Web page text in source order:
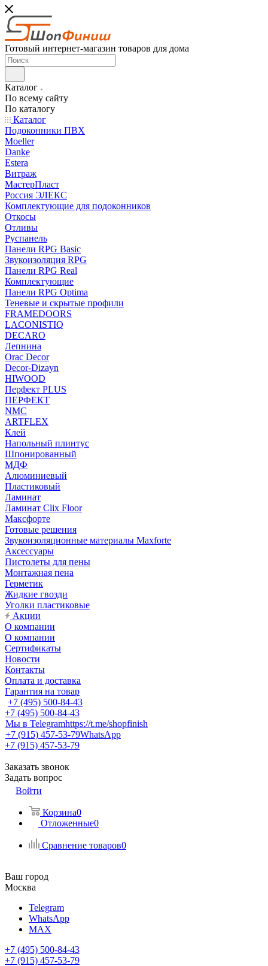
Готовый интернет-магазин товаров для дома
Каталог
По всему сайту
По каталогу
Каталог
Подоконники ПВХ
Moeller
Danke
Estera
Витраж
МастерПласт
Россия ЭЛЕКС
Комплектующие для подоконников
Откосы
Отливы
Руспанель
Панели RPG Basic
Звукоизоляция RPG
Панели RPG Real
Комплектующие
Панели RPG Optima
Теневые и скрытые профили
FRAMEDOORS
LACONISTIQ
DECARO
Лепнина
Orac Decor
Decor-Dizayn
HIWOOD
Перфект PLUS
ПЕРФЕКТ
NMC
ARTFLEX
Клей
Напольный плинтус
Шпонированный
МДФ
Алюминиевый
Пластиковый
Ламинат
Ламинат Clix Floor
Максфорте
Готовые решения
Звукоизоляционные материалы Maxforte
Аксессуары
Пистолеты для пены
Монтажная пена
Герметик
Жидкие гвозди
Уголки пластиковые
Акции
О компании
О компании
Сертификаты
Новости
Контакты
Оплата и доставка
Гарантия на товар
+7 (495) 500-84-43
+7 (495) 500-84-43
Мы в Telegramhttps://t.me/shopfinish
+7 (915) 457-53-79WhatsApp
+7 (915) 457-53-79
Заказать звонок
Задать вопрос
Войти
Корзина0
Отложенные0
Сравнение товаров0
Ваш город
Москва
Telegram
WhatsApp
MAX
+7 (495) 500-84-43
+7 (915) 457-53-79